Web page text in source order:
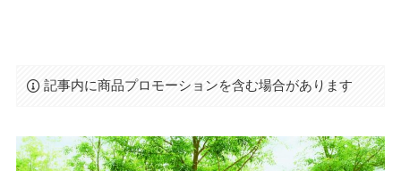
記事内に商品プロモーションを含む場合があります